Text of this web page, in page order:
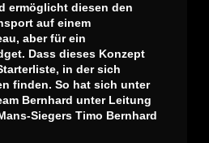
ermöglicht diesen den
auf einem
aber für ein
Dass dieses Konzept
in der sich
finden. So hat sich unter
Bernhard unter Leitung
Siegers Timo Bernhard